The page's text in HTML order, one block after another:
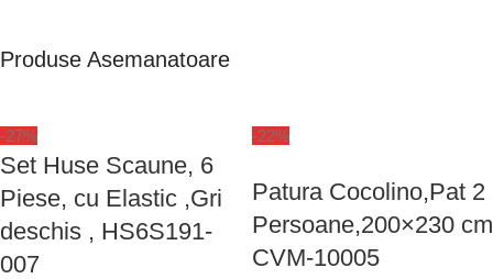
Produse Asemanatoare
-27%
Set Huse Scaune, 6
Piese, cu Elastic ,Gri
deschis , HS6S191-
007
-22%
Patura Cocolino,Pat 2
Persoane,200×230 cm
CVM-10005